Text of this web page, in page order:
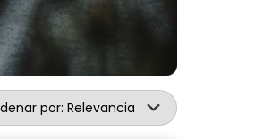
por: Relevancia